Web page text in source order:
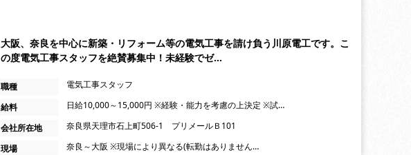
大阪、奈良を中心に新築・リフォーム等の電気工事を請け負う川原電工です。こ
の度電気工事スタッフを絶賛募集中！未経験でゼ…
職種
電気工事スタッフ
給料
日給10,000～15,000円 ※経験・能力を考慮の上決定 ※試…
会社所在地
奈良県天理市石上町506-1 プリメールＢ101
現場
奈良～大阪 ※現場により異なる(転勤はありません…